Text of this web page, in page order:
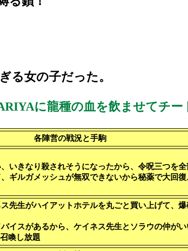
る女の子だった。
に龍種の血を飲ませてチー
各陣営の戦況と手駒
いきなり殺されそうになったから、令呪三つを全
ギルガメッシュが無双できないから秘薬で大回
先生がハイアットホテルを丸ごと買い上げて、
イスがあるから、ケイネス先生とソラウの仲がい
喚し放題